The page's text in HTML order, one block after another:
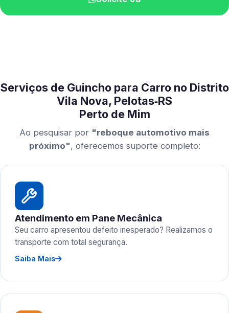
Serviços de Guincho para Carro no Distrito
Vila Nova, Pelotas‑RS
Perto de Mim
Ao pesquisar por "reboque automotivo mais
próximo", oferecemos suporte completo:
Atendimento em Pane Mecânica
Seu carro apresentou defeito inesperado? Realizamos o
transporte com total segurança.
Saiba Mais